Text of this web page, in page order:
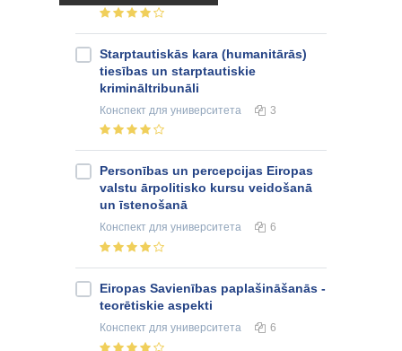
Starptautiskās kara (humanitārās)
tiesības un starptautiskie
krimināltribunāli
Конспект для университета 3
Personības un percepcijas Eiropas
valstu ārpolitisko kursu veidošanā
un īstenošanā
Конспект для университета 6
Eiropas Savienības paplašināšanās -
teorētiskie aspekti
Конспект для университета 6